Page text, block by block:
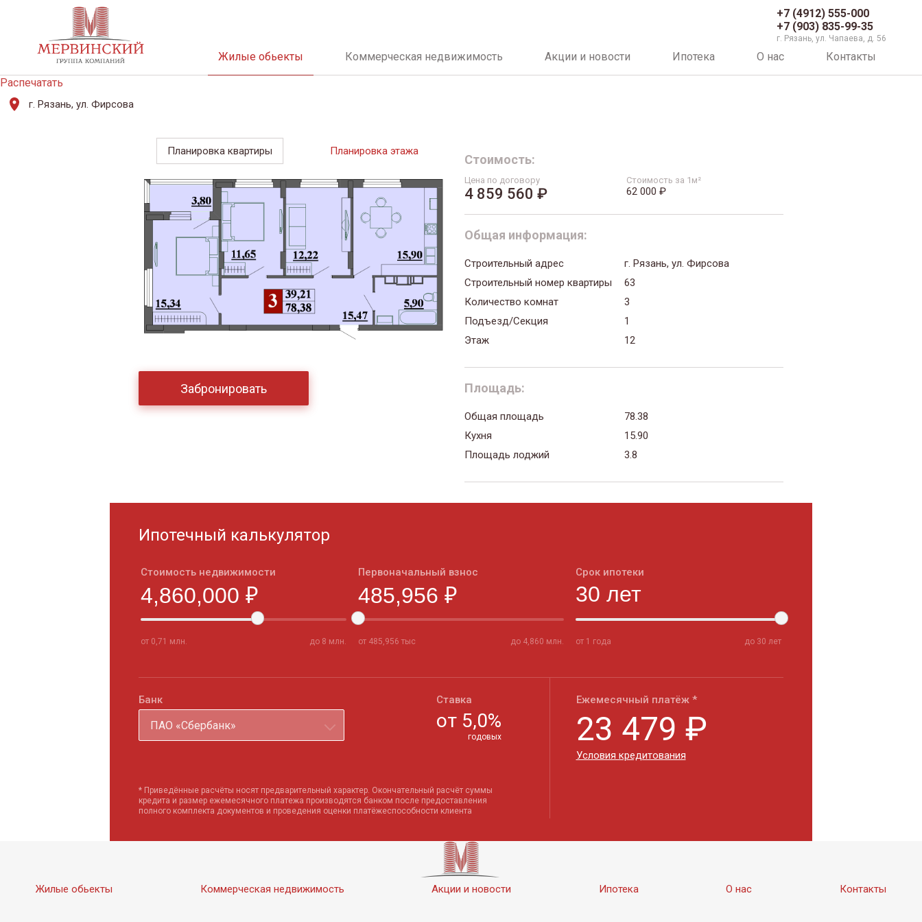
+7 (4912) 555-000
+7 (903) 835-99-35
г. Рязань, ул. Чапаева, д. 56
Жилые обьекты Коммерческая недвижимость Акции и новости Ипотека О нас
Контакты
Распечатать
г. Рязань, ул. Фирсова
Планировка квартиры Планировка этажа
Забронировать
Стоимость:
Цена по договору
4 859 560 ₽
Стоимость за 1м²
62 000 ₽
Общая информация:
Строительный адрес
г. Рязань, ул. Фирсова
Строительный номер квартиры
63
Количество комнат
3
Подъезд/Секция
1
Этаж
12
Площадь:
Общая площадь
78.38
Кухня
15.90
Площадь лоджий
3.8
Ипотечный калькулятор
Стоимость недвижимости
от 0,71 млн. до 8 млн.
Первоначальный взнос
от 485,956 тыс до 4,860 млн.
Срок ипотеки
от 1 года до 30 лет
Банк
ПАО «Сбербанк»
Ставка
от 5,0%
годовых
* Приведённые расчёты носят предварительный характер. Окончательный расчёт суммы
кредита и размер ежемесячного платежа производятся банком после предоставления
полного комплекта документов и проведения оценки платёжеспособности клиента
Ежемесячный платёж *
23 479 ₽
Условия кредитования
Жилые обьекты Коммерческая недвижимость Акции и новости Ипотека О нас Контакты